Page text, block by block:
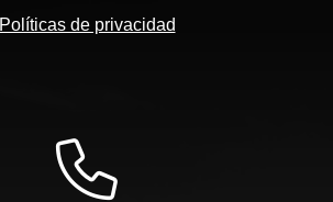
Políticas de privacidad